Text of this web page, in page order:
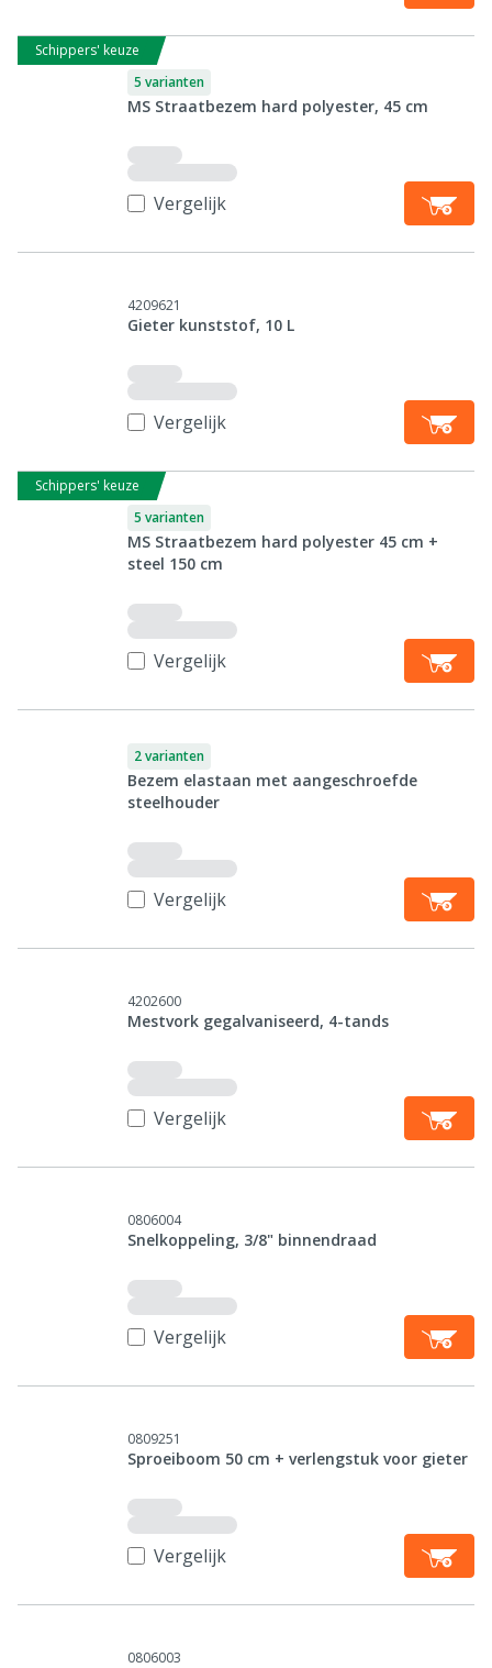
Schippers' keuze
5 varianten
MS Straatbezem hard polyester, 45 cm
Vergelijk
4209621
Gieter kunststof, 10 L
Vergelijk
Schippers' keuze
5 varianten
MS Straatbezem hard polyester 45 cm +
steel 150 cm
Vergelijk
2 varianten
Bezem elastaan met aangeschroefde
steelhouder
Vergelijk
4202600
Mestvork gegalvaniseerd, 4-tands
Vergelijk
0806004
Snelkoppeling, 3/8" binnendraad
Vergelijk
0809251
Sproeiboom 50 cm + verlengstuk voor gieter
Vergelijk
0806003